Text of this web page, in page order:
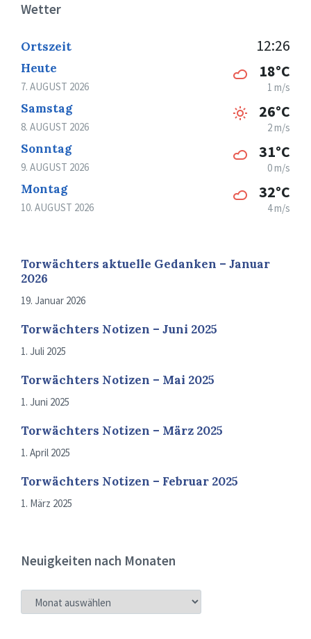
Wetter
Ortszeit 12:26
Heute
7. AUGUST 2026
18°C
1 m/s
Samstag
8. AUGUST 2026
26°C
2 m/s
Sonntag
9. AUGUST 2026
31°C
0 m/s
Montag
10. AUGUST 2026
32°C
4 m/s
Torwächters aktuelle Gedanken – Januar
2026
19. Januar 2026
Torwächters Notizen – Juni 2025
1. Juli 2025
Torwächters Notizen – Mai 2025
1. Juni 2025
Torwächters Notizen – März 2025
1. April 2025
Torwächters Notizen – Februar 2025
1. März 2025
Neuigkeiten nach Monaten
NEUIGKEITEN
NACH